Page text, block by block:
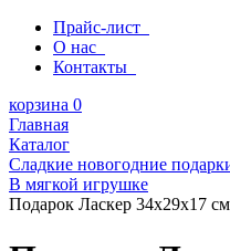
Прайс-лист
О нас
Контакты
корзина 0
Главная
Каталог
Сладкие новогодние
В мягкой игрушке
Подарок Ласкер 34х29х17